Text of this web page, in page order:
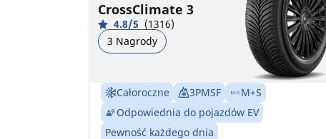
CrossClimate 3
4.8/5 (1316)
3 Nagrody
Całoroczne 3PMSF
M+S
Odpowiednia do pojazdów EV
Pewność każdego dnia